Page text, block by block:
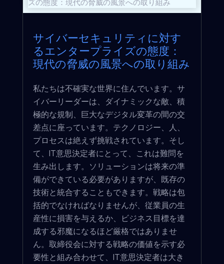
サイバーセキュリティに対す
るエンタープライズの態度：
現代の脅威の風景への取り組み
私たちは不確実な世界に住んでいます。サ
イバーリーダーは、ダイナミックな敵、積
極的な規制、巨大なデジタル変革の間の交
差点に座っています。テクノロジー、人、
プロセスは絶えず挑戦されています。そし
て、IT意思決定者にとって、これは難問を
生み出します。ソリューションは将来の準
備ができている必要がありますが、既存の
技術と統合することもできます。戦略は包
括的でなければなりませんが、従業員の生
産性に損害を与えるか、ビジネス目標を達
成する邪魔になるほど厳格ではありませ
ん。取締役会に対する戦略の価値を示す必
要性と組み合わせて、IT意思決定者は大き